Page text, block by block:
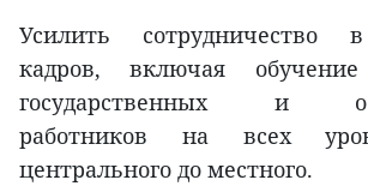
Усилить сотрудничество
кадров, включая
государственных и
работников на всех
центрального до местного.